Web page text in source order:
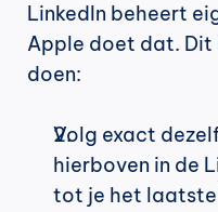
LinkedIn beheert
Apple doet dat. Dit
doen:
Volg exact
hierboven in de
tot je het laatste